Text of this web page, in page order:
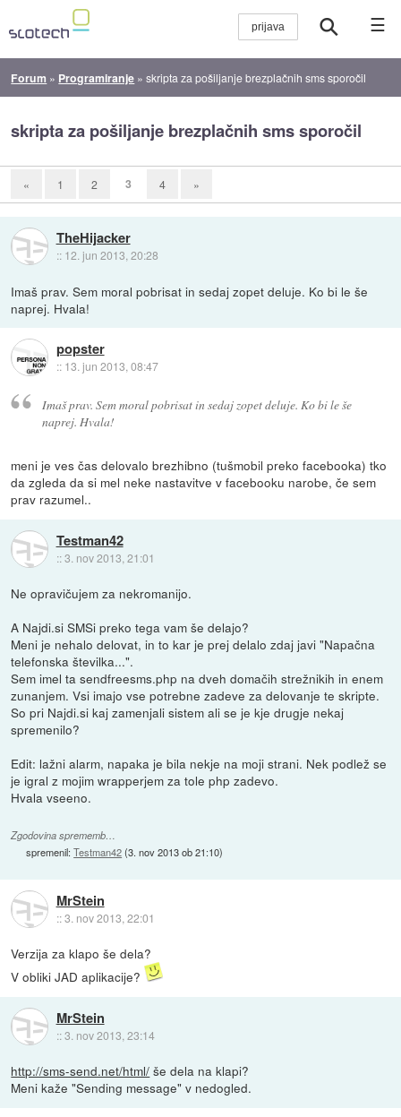
☰
Forum » Programiranje »skripta za pošiljanje brezplačnih sms sporočil
skripta za pošiljanje brezplačnih sms sporočil
« 1 2 3 4 »
TheHijacker
:: 12. jun 2013, 20:28
Imaš prav. Sem moral pobrisat in sedaj zopet deluje. Ko bi le še
naprej. Hvala!
popster
:: 13. jun 2013, 08:47
Imaš prav. Sem moral pobrisat in sedaj zopet deluje. Ko bi le še
naprej. Hvala!
meni je ves čas delovalo brezhibno (tušmobil preko facebooka) tko
da zgleda da si mel neke nastavitve v facebooku narobe, če sem
prav razumel..
Testman42
::3. nov 2013, 21:01
Ne opravičujem za nekromanijo.
A Najdi.si SMSi preko tega vam še delajo?
Meni je nehalo delovat, in to kar je prej delalo zdaj javi "Napačna
telefonska številka...".
Sem imel ta sendfreesms.php na dveh domačih strežnikih in enem
zunanjem. Vsi imajo vse potrebne zadeve za delovanje te skripte.
So pri Najdi.si kaj zamenjali sistem ali se je kje drugje nekaj
spremenilo?
Edit: lažni alarm, napaka je bila nekje na moji strani. Nek podlež se
je igral z mojim wrapperjem za tole php zadevo.
Hvala vseeno.
Zgodovina sprememb…
spremenil:Testman42(3. nov 2013 ob 21:10)
MrStein
::3. nov 2013, 22:01
Verzija za klapo še dela?
V obliki JAD aplikacije?
MrStein
::3. nov 2013, 23:14
http://sms-send.net/html/ še dela na klapi?
Meni kaže "Sending message" v nedogled.